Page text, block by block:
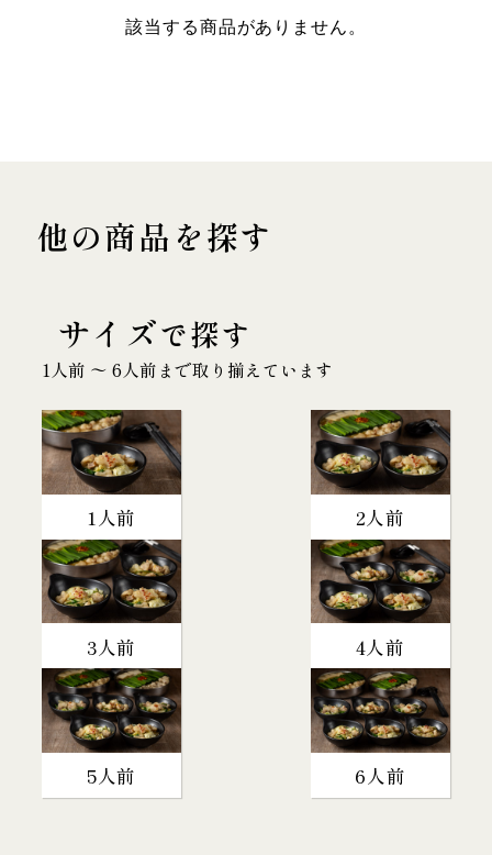
該当する商品がありません。
他の商品を探す
サイズで探す
1人前 〜 6人前まで取り揃えています
1人前 2人前
3人前 4人前
5人前 6人前